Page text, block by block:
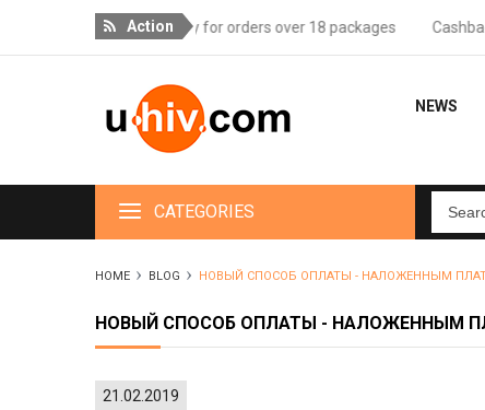
Action
Free delivery for orders over 18 packages Cashback for
NEWS
CATEGORIES
HOME BLOG НОВЫЙ СПОСОБ ОПЛАТЫ - НАЛОЖЕННЫМ
НОВЫЙ СПОСОБ ОПЛАТЫ - НАЛОЖЕННЫМ
21.02.2019